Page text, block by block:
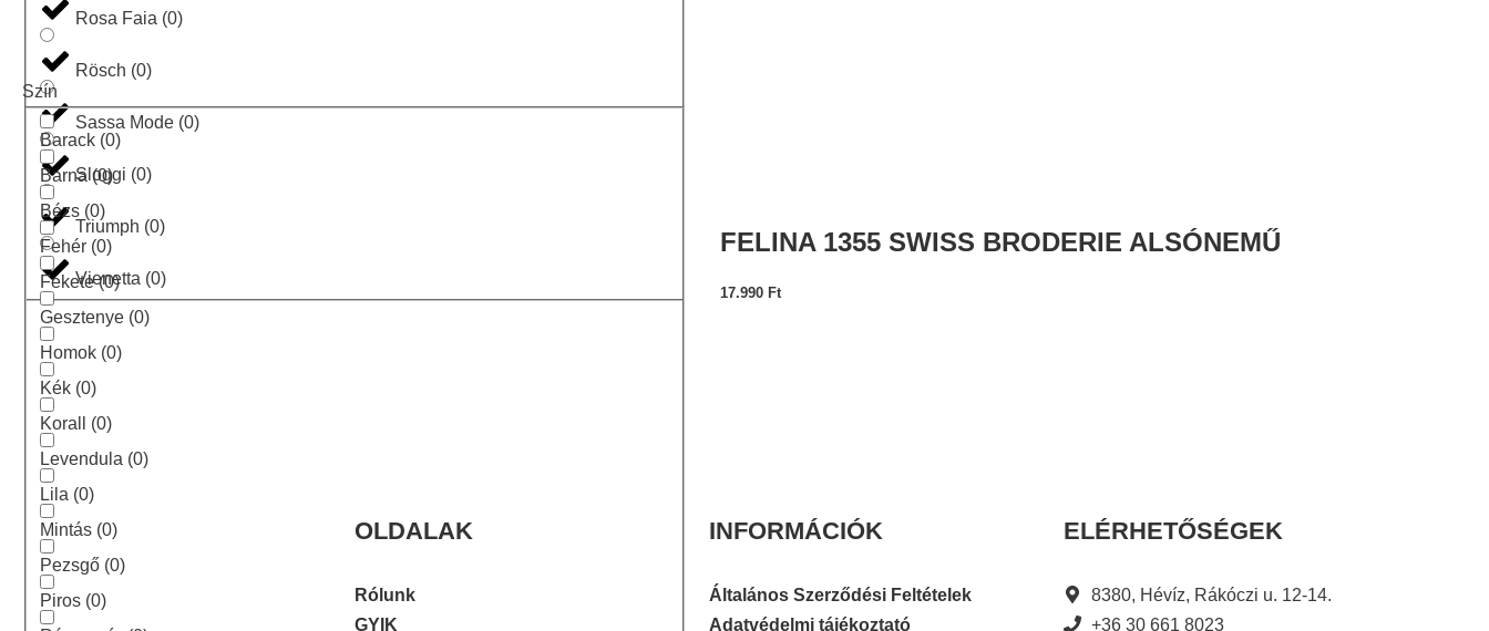
Rosa Faia (0)
Rösch (0)
Sassa Mode (0)
Sloggi (0)
Triumph (0)
Vienetta (0)
Szín
Barack (0)
Barna (0)
Bézs (0)
Fehér (0)
Fekete(0)
Gesztenye (0)
Homok (0)
Kék (0)
Korall (0)
Levendula (0)
Lila (0)
Mintás (0)
Pezsgő (0)
Piros (0)
FELINA 1355 SWISS BRODERIE ALSÓNEMŰ
17.990 Ft
OLDALAK
Rólunk
GYIK
INFORMÁCIÓK
Általános Szerződési Feltételek
Adatvédelmi tájékoztató
ELÉRHETŐSÉGEK
8380, Hévíz, Rákóczi u. 12-14.
+36 30 661 8023